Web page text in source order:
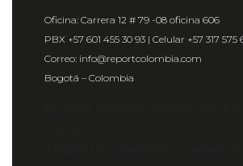
Oficina: Carrera 12 # 79 -08 oficina 606
PBX +57 601 455 30 93 | Celular +57 317 575
Correo: info@reportcolombia.com
Bogotá – Colombia